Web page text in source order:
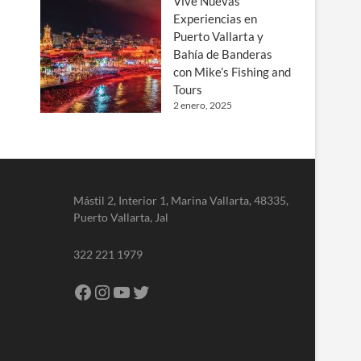
Experiencias en
Puerto Vallarta y
Bahía de Banderas
con Mike’s Fishing and
Tours
2 enero, 2025
Mástil 2, Interior 1, Marina Vallarta, 48335,
Puerto Vallarta, Jal
322 221 1979
Facebook
Instagram
YouTube
Twitter